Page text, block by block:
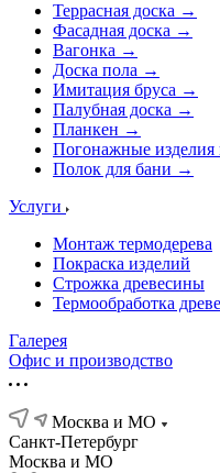
Террасная доска →
Фасадная доска →
Вагонка →
Доска пола →
Имитация бруса →
Палубная доска →
Планкен →
Погонажные
Полок для бани →
Услуги
Монтаж термодерева
Покраска изделий
Строжка древесины
Термообработка
Галерея
Офис и производство
Москва и МО
Санкт-Петербург
Москва и МО